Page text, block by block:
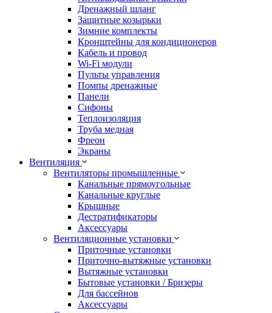
Дренажный шланг
Защитные козырьки
Зимние комплекты
Кронштейны для кондиционеров
Кабель и провод
Wi-Fi модули
Пульты управления
Помпы дренажные
Панели
Сифоны
Теплоизоляция
Труба медная
Фреон
Экраны
Вентиляция
Вентиляторы промышленные
Канальные прямоугольные
Канальные круглые
Крышные
Дестратификаторы
Аксессуары
Вентиляционные установки
Приточные установки
Приточно-вытяжные установки
Вытяжные установки
Бытовые установки / Бризеры
Для бассейнов
Аксессуары